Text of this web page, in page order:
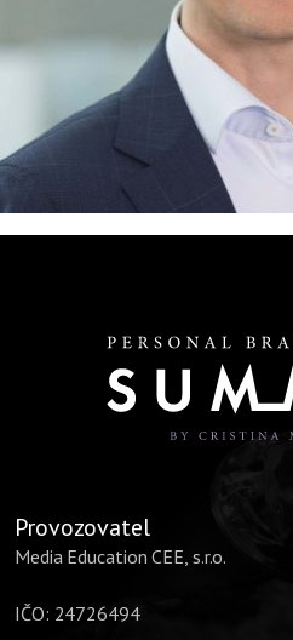
Provozovatel
Media Education CEE, s.r.o.
IČO: 24726494